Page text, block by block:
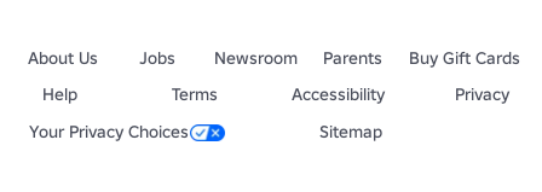
About Us Jobs Newsroom Parents
Buy Gift Cards
Help
Terms Accessibility
Privacy
Your Privacy Choices
Sitemap